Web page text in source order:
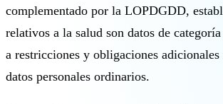
complementado por la LOPDGDD,
relativos a la salud son datos de
a restricciones y obligaciones adicionales
datos personales ordinarios.